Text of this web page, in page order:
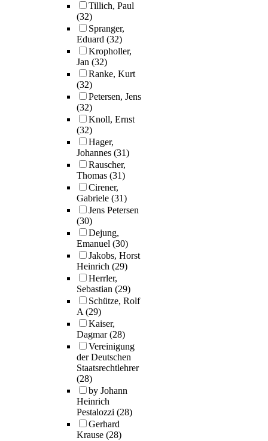
Tillich, Paul
(32)
Spranger,
Eduard (32)
Kropholler,
Jan (32)
Ranke, Kurt
(32)
Petersen, Jens
(32)
Knoll, Ernst
(32)
Hager,
Johannes (31)
Rauscher,
Thomas (31)
Cirener,
Gabriele (31)
Jens Petersen
(30)
Dejung,
Emanuel (30)
Jakobs, Horst
Heinrich (29)
Herrler,
Sebastian (29)
Schütze, Rolf
A(29)
Kaiser,
Dagmar(28)
Vereinigung
der Deutschen
Staatsrechtlehrer
(28)
by Johann
Heinrich
Pestalozzi (28)
Gerhard
Krause (28)